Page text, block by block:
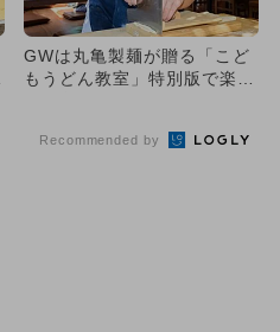
GWは丸亀製麺が贈る「こど
もうどん教室」特別版で楽し
Recommended by